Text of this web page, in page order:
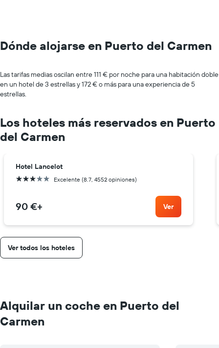
Dónde alojarse en Puerto del Carmen
Las tarifas medias oscilan entre 111 € por noche para una habitación doble
en un hotel de 3 estrellas y 172 € o más para una experiencia de 5
estrellas.
Los hoteles más reservados en Puerto
del Carmen
Hotel Lancelot
3 estrellas Excelente (8.7, 4552 opiniones)
90 €+ Ver
Ver todos los hoteles
Alquilar un coche en Puerto del
Carmen